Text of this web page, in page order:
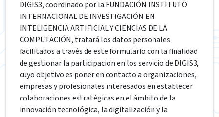
DIGIS3, coordinado por la FUNDACIÓN INSTITUTO
INTERNACIONAL DE INVESTIGACIÓN EN
INTELIGENCIA ARTIFICIAL Y CIENCIAS DE LA
COMPUTACIÓN, tratará los datos personales
facilitados a través de este formulario con la finalidad
de gestionar la participación en los servicio de DIGIS3,
cuyo objetivo es poner en contacto a organizaciones,
empresas y profesionales interesados en establecer
colaboraciones estratégicas en el ámbito de la
innovación tecnológica, la digitalización y la